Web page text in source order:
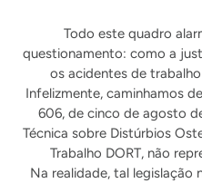
Todo este quadro
questionamento: como a
os acidentes de
Infelizmente, caminhamos
606, de cinco de agosto
Técnica sobre Distúrbios
Trabalho DORT, não
Na realidade, tal